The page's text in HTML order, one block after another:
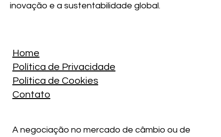
inovação e a sustentabilidade global.
Home
Política de Privacidade
Política de Cookies
Contato
A negociação no mercado de câmbio ou de